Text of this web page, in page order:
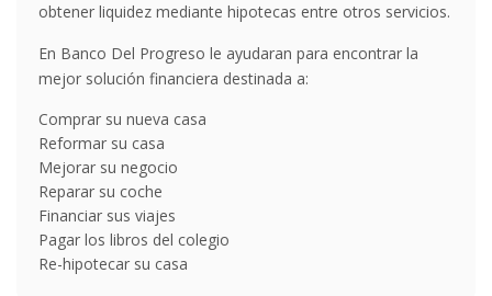
obtener liquidez mediante hipotecas entre otros servicios.
En Banco Del Progreso le ayudaran para encontrar la
mejor solución financiera destinada a:
Comprar su nueva casa
Reformar su casa
Mejorar su negocio
Reparar su coche
Financiar sus viajes
Pagar los libros del colegio
Re-hipotecar su casa